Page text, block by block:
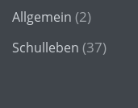
Allgemein (2)
Schulleben (37)